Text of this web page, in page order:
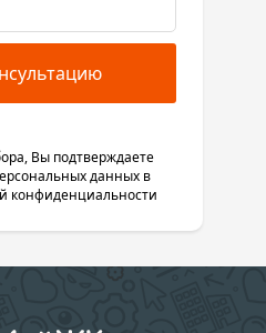
Вы подтверждаете
данных в
конфиденциальности